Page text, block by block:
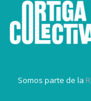
Somos parte de la